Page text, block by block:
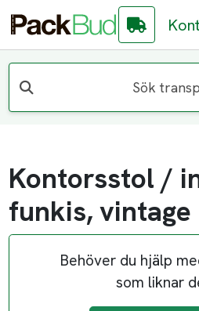
Sök
Kontorsstol /
funkis, vintage
Behöver du hjälp
som liknar